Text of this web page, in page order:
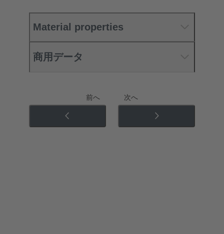
Material properties
商用データ
前へ 次へ